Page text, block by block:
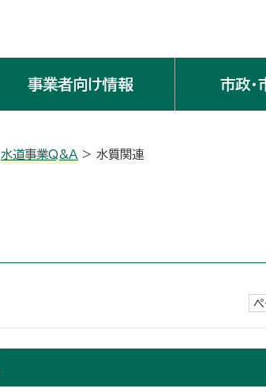
事業者向け情報 市政・
水道事業Q&A > 水質関連